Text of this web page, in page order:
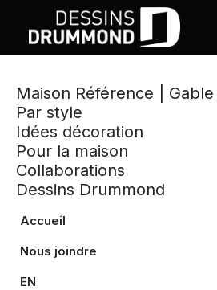
Maison Référence |
Par style
Idées décoration
Pour la maison
Collaborations
Dessins Drummond
Accueil
Nous joindre
EN